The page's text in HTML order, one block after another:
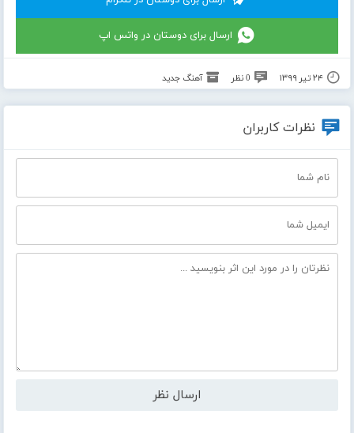
ارسال برای دوستان در واتس اپ
۲۴ تیر ۱۳۹۹ 0 نظر آهنگ جدید
نظرات کاربران